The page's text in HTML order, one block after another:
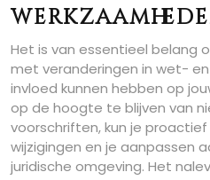
Het is van essentieel belang
met veranderingen in wet-
invloed kunnen hebben op
op de hoogte te blijven van
voorschriften, kun je
wijzigingen en je aanpassen
juridische omgeving. Het